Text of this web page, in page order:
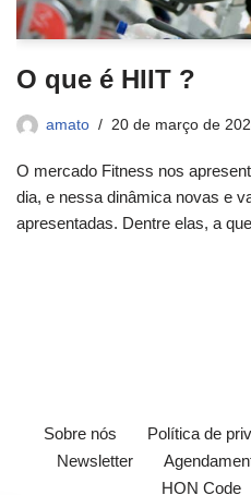
O que é HIIT ?
amato 20 de março de
O mercado Fitness nos
dia, e nessa dinâmica novas e
apresentadas. Dentre elas, a
Sobre nós Política de
Newsletter
HON Code